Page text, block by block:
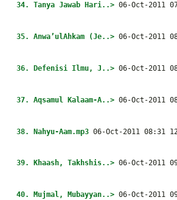
34. Tanya Jawab Hari..> 06-Oct-2011
35. Anwa’ulAhkam (Je..> 06-Oct-2011
36. Defenisi Ilmu, J..> 06-Oct-2011
37. Aqsamul Kalaam-A..> 06-Oct-2011
38. Nahyu-Aam.mp3 06-Oct-2011 08:31
39. Khaash, Takhshis..> 06-Oct-2011
40. Mujmal, Mubayyan..> 06-Oct-2011